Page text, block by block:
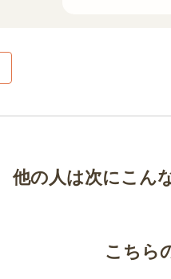
他の人は次にこん
こちら